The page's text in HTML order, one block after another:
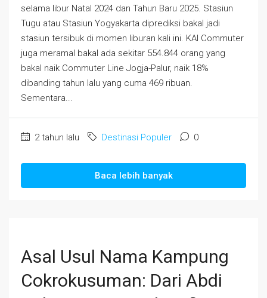
selama libur Natal 2024 dan Tahun Baru 2025. Stasiun
Tugu atau Stasiun Yogyakarta diprediksi bakal jadi
stasiun tersibuk di momen liburan kali ini. KAI Commuter
juga meramal bakal ada sekitar 554.844 orang yang
bakal naik Commuter Line Jogja-Palur, naik 18%
dibanding tahun lalu yang cuma 469 ribuan.
Sementara...
2 tahun lalu Destinasi Populer 0
Baca lebih banyak
Asal Usul Nama Kampung
Cokrokusuman: Dari Abdi